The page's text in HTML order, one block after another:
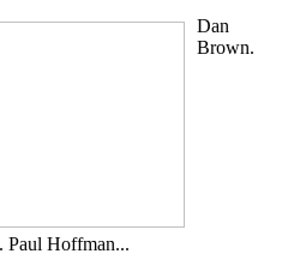
Dan
Brown.
Paul Hoffman...